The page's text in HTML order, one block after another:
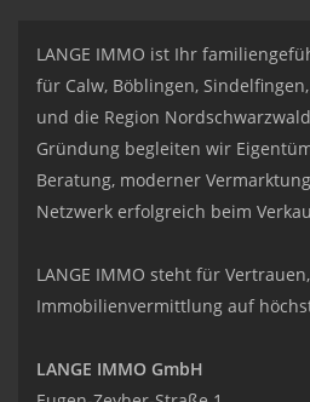
LANGE IMMO ist Ihr
für Calw, Böblingen,
und die Region
Gründung begleiten wir
Beratung, moderner
Netzwerk erfolgreich beim
LANGE IMMO steht für
Immobilienvermittlung auf
LANGE IMMO GmbH